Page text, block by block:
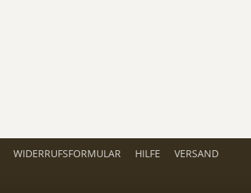
WIDERRUFSFORMULAR HILFE VERSAND